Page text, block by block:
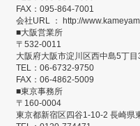
FAX：095-864-7001
会社URL ： http://
■大阪営業所
〒532-0011
大阪府大阪市淀川区西中島5丁
TEL：06-6732-9750
FAX：06-4862-5009
■東京事務所
〒160-0004
東京都新宿区四谷1-10-2 長崎県